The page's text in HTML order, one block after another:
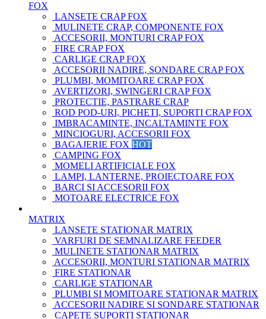
FOX
LANSETE CRAP FOX
MULINETE CRAP, COMPONENTE FOX
ACCESORII, MONTURI CRAP FOX
FIRE CRAP FOX
CARLIGE CRAP FOX
ACCESORII NADIRE, SONDARE CRAP FOX
PLUMBI, MOMITOARE CRAP FOX
AVERTIZORI, SWINGERI CRAP FOX
PROTECTIE, PASTRARE CRAP
ROD POD-URI, PICHETI, SUPORTI CRAP FOX
IMBRACAMINTE, INCALTAMINTE FOX
MINCIOGURI, ACCESORII FOX
BAGAJERIE FOX HOT
CAMPING FOX
MOMELI ARTIFICIALE FOX
LAMPI, LANTERNE, PROIECTOARE FOX
BARCI SI ACCESORII FOX
MOTOARE ELECTRICE FOX
MATRIX
LANSETE STATIONAR MATRIX
VARFURI DE SEMNALIZARE FEEDER
MULINETE STATIONAR MATRIX
ACCESORII, MONTURI STATIONAR MATRIX
FIRE STATIONAR
CARLIGE STATIONAR
PLUMBI SI MOMITOARE STATIONAR MATRIX
ACCESORII NADIRE SI SONDARE STATIONAR
CAPETE SUPORTI STATIONAR